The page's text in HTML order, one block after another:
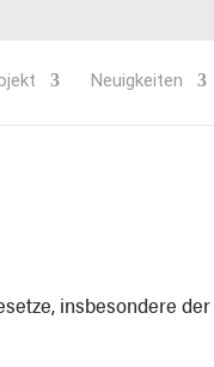
Neuigkeiten
insbesondere